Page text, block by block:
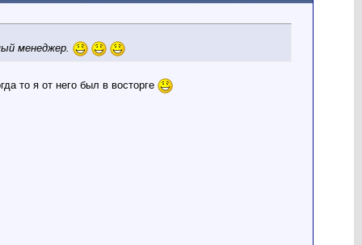
менеджер.
то я от него был в восторге